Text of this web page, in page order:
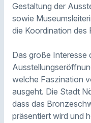
Gestaltung der
sowie
die Koordination des
Das große Interesse
welche Faszination
ausgeht. Die Stadt
dass das
präsentiert wird und